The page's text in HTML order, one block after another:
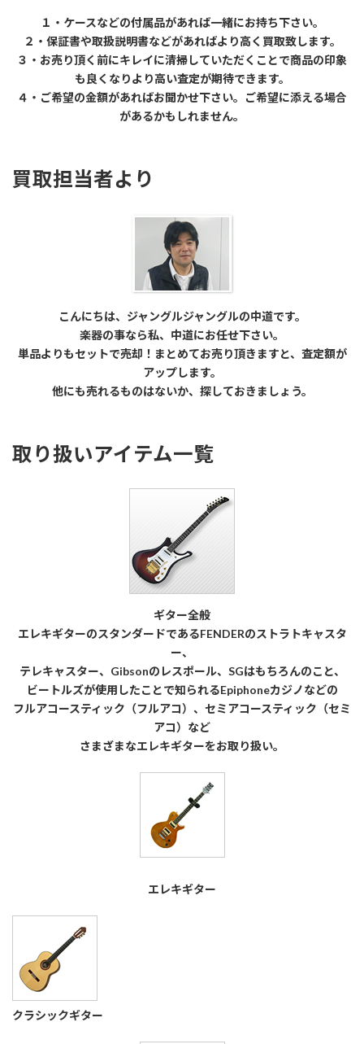
１・ケースなどの付属品があれば一緒にお持ち下さい。
２・保証書や取扱説明書などがあればより高く買取致します。
３・お売り頂く前にキレイに清掃していただくことで商品の印象
も良くなりより高い査定が期待できます。
４・ご希望の金額があればお聞かせ下さい。ご希望に添える場合
があるかもしれません。
買取担当者より
こんにちは、ジャングルジャングルの中道です。
楽器の事なら私、中道にお任せ下さい。
単品よりもセットで売却！まとめてお売り頂きますと、査定額が
アップします。
他にも売れるものはないか、探しておきましょう。
取り扱いアイテム一覧
ギター全般
エレキギターのスタンダードであるFENDERのストラトキャスタ
ー、
テレキャスター、Gibsonのレスポール、SGはもちろんのこと、
ビートルズが使用したことで知られるEpiphoneカジノなどの
フルアコースティック（フルアコ）、セミアコースティック（セミ
アコ）など
さまざまなエレキギターをお取り扱い。
エレキギター
クラシックギター